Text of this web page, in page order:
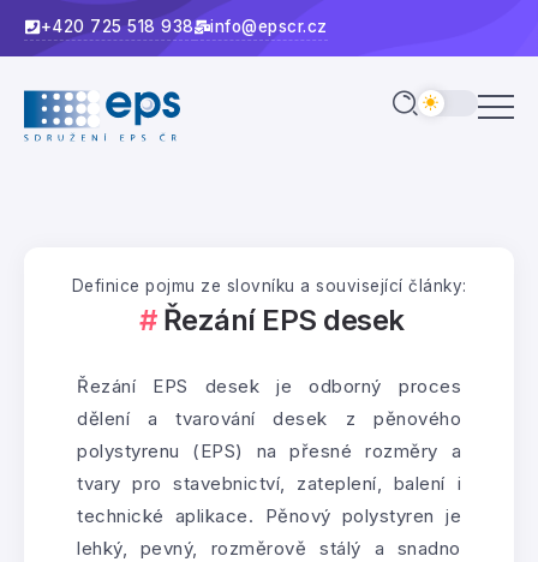
+420 725 518 938 info@epscr.cz
Definice pojmu ze slovníku a související články:
Řezání EPS desek
Řezání EPS desek je odborný proces
dělení a tvarování desek z pěnového
polystyrenu (EPS) na přesné rozměry a
tvary pro stavebnictví, zateplení, balení i
technické aplikace. Pěnový polystyren je
lehký, pevný, rozměrově stálý a snadno